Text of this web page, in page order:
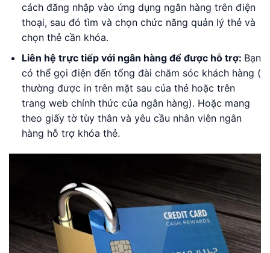
cách đăng nhập vào ứng dụng ngân hàng trên điện
thoại, sau đó tìm và chọn chức năng quản lý thẻ và
chọn thẻ cần khóa.
Liên hệ trực tiếp với ngân hàng để được hỗ trợ: Bạn
có thể gọi điện đến tổng đài chăm sóc khách hàng (
thường được in trên mặt sau của thẻ hoặc trên
trang web chính thức của ngân hàng). Hoặc mang
theo giấy tờ tùy thân và yêu cầu nhân viên ngân
hàng hỗ trợ khóa thẻ.